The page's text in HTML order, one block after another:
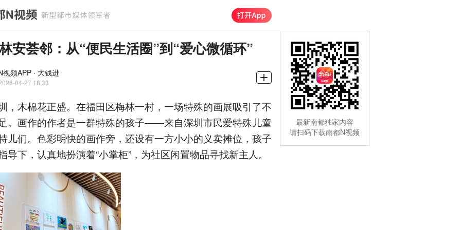
安荟邻：从“便民生活圈”到“爱心微循环”
视频APP · 大钱进
04-27 18:33
，木棉花正盛。在福田区梅林一村，一场特殊的画展吸引了不
。画作的作者是一群特殊的孩子——来自深圳市民爱特殊儿童
儿们。色彩明快的画作旁，还设有一方小小的义卖摊位，孩子
导下，认真地扮演着“小掌柜”，为社区闲置物品寻找新主人。
最新南都独家内容
请扫码下载南都N视频